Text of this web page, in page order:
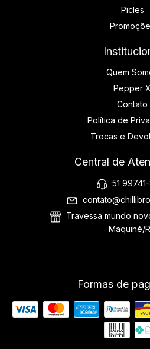
Picles
Quem
Pepper X
Contato
Política de
Trocas e
Central de
51
Travessa mundo
Maquiné/
Formas de